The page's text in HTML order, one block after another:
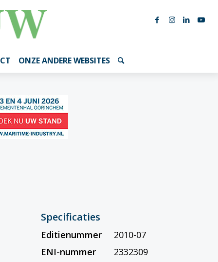
ONZE ANDERE WEBSITES
Specificaties
Editienummer
2010-07
ENI-nummer
2332309